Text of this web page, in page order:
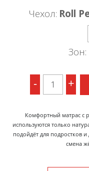
Чехол: Roll
Зон:
- +
Комфортный матрас с
используются только
подойдёт для подростков
смена